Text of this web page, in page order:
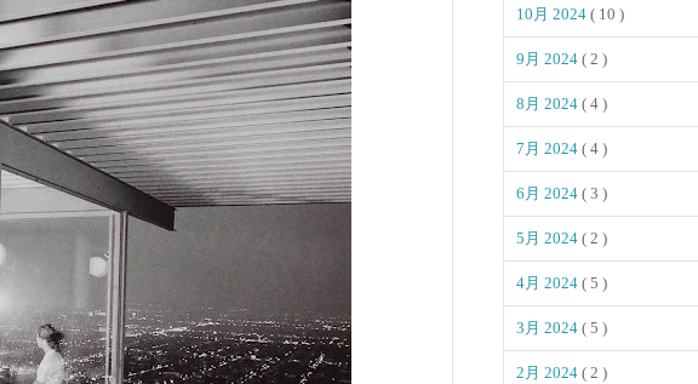
10月 2024 ( 10 )
9月 2024 ( 2 )
8月 2024 ( 4 )
7月 2024 ( 4 )
6月 2024 ( 3 )
5月 2024 ( 2 )
4月 2024 ( 5 )
3月 2024 ( 5 )
2月 2024 ( 2 )